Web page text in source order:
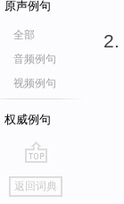
原声例句
全部
音频例句
视频例句
权威例句
go
top
返回词典